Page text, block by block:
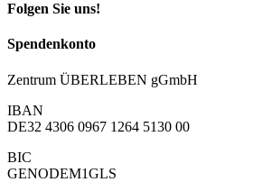
Folgen Sie uns!
Spendenkonto
Zentrum ÜBERLEBEN gGmbH
IBAN
DE32 4306 0967 1264 5130 00
BIC
GENODEM1GLS